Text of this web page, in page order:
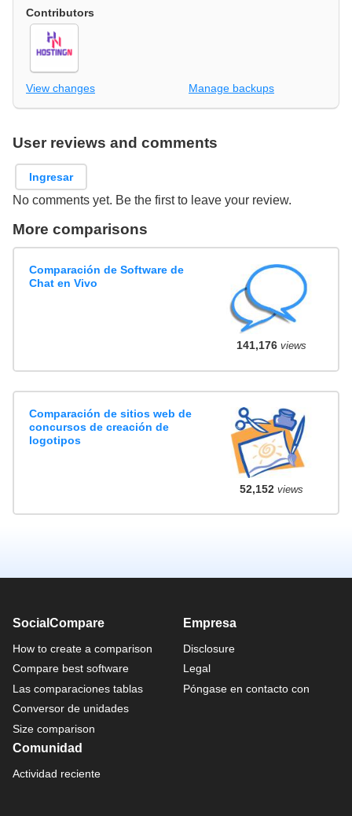
Contributors
View changes Manage backups
User reviews and comments
Ingresar
No comments yet. Be the first to leave your review.
More comparisons
Comparación de Software de
Chat en Vivo
141,176views
Comparación de sitios web de
concursos de creación de
logotipos
52,152views
SocialCompare
How to create a comparison
Compare best software
Las comparaciones tablas
Conversor de unidades
Size comparison
Empresa
Disclosure
Legal
Póngase en contacto con
Comunidad
Actividad reciente